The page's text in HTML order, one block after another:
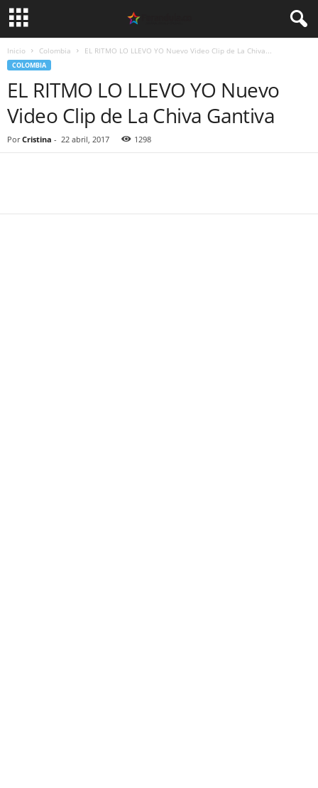
Inicio Colombia EL RITMO LO LLEVO YO Nuevo Video Clip de La Chiva...
COLOMBIA
EL RITMO LO LLEVO YO Nuevo
Video Clip de La Chiva Gantiva
Por Cristina - 22 abril, 2017 1298